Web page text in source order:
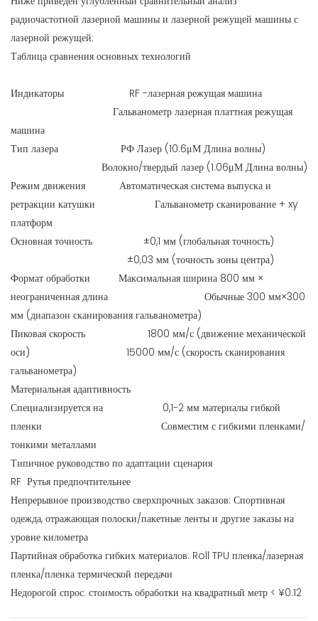
радиочастотной лазерной машины и лазерной режущей машины с
лазерной режущей:
Таблица сравнения основных технологий
Индикаторы RF -лазерная режущая машина
Гальванометр лазерная платтная режущая
машина
Тип лазера РФ Лазер (10.6μМ Длина волны)
Волокно/твердый лазер (1.06μМ Длина волны)
Режим движения Автоматическая система выпуска и
ретракции катушки Гальванометр сканирование + xy
платформ
Основная точность ±0,1 мм (глобальная точность)
±0,03 мм (точность зоны центра)
Формат обработки Максимальная ширина 800 мм ×
неограниченная длина Обычные 300 мм×300
мм (диапазон сканирования гальванометра)
Пиковая скорость 1800 мм/с (движение механической
оси) 15000 мм/с (скорость сканирования
гальванометра)
Материальная адаптивность
Специализируется на 0,1-2 мм материалы гибкой
пленки Совместим с гибкими пленками/
тонкими металлами
Типичное руководство по адаптации сценария
RF Рутья предпочтительнее
Непрерывное производство сверхпрочных заказов: Спортивная
одежда, отражающая полоски/пакетные ленты и другие заказы на
уровне километра
Партийная обработка гибких материалов: Roll TPU пленка/лазерная
пленка/пленка термической передачи
Недорогой спрос: стоимость обработки на квадратный метр < ¥0.12